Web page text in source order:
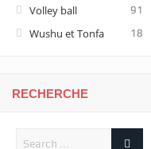
Volley ball 91
Wushu et Tonfa 18
RECHERCHE